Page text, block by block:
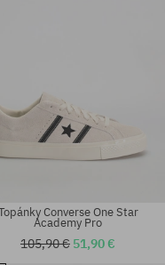
Converse One Star
Academy Pro
105,90 € 51,90 €